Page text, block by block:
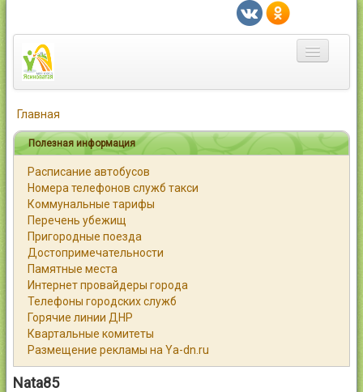
Город
Статьи
Каталог
Справочник
Работа
Объявления
Помощь
Контакты
Главная
Полезная информация
Расписание автобусов
Номера телефонов служб такси
Коммунальные тарифы
Перечень убежищ
Пригородные поезда
Достопримечательности
Памятные места
Интернет провайдеры города
Телефоны городских служб
Горячие линии ДНР
Квартальные комитеты
Размещение рекламы на Ya-dn.ru
Nata85